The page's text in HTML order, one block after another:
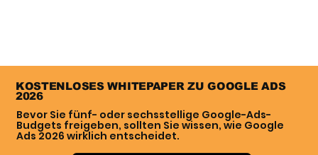
KOSTENLOSES WHITEPAPER ZU GOOGLE ADS
2026
Bevor Sie fünf- oder sechsstellige Google-Ads-
Budgets freigeben, sollten Sie wissen, wie Google
Ads 2026 wirklich entscheidet.